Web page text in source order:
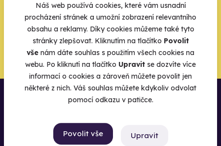
Náš web používá cookies, které vám usnadní
procházení stránek a umožní zobrazení relevantního
obsahu a reklamy. Díky cookies můžeme také tyto
stránky zlepšovat. Kliknutím na tlačítko Povolit
vše nám dáte souhlas s použitím všech cookies na
webu. Po kliknutí na tlačítko Upravit se dozvíte více
informací o cookies a zároveň můžete povolit jen
některé z nich. Váš souhlas můžete kdykoliv odvolat
pomocí odkazu v patičce.
Povolit vše Upravit
Chci být u toho